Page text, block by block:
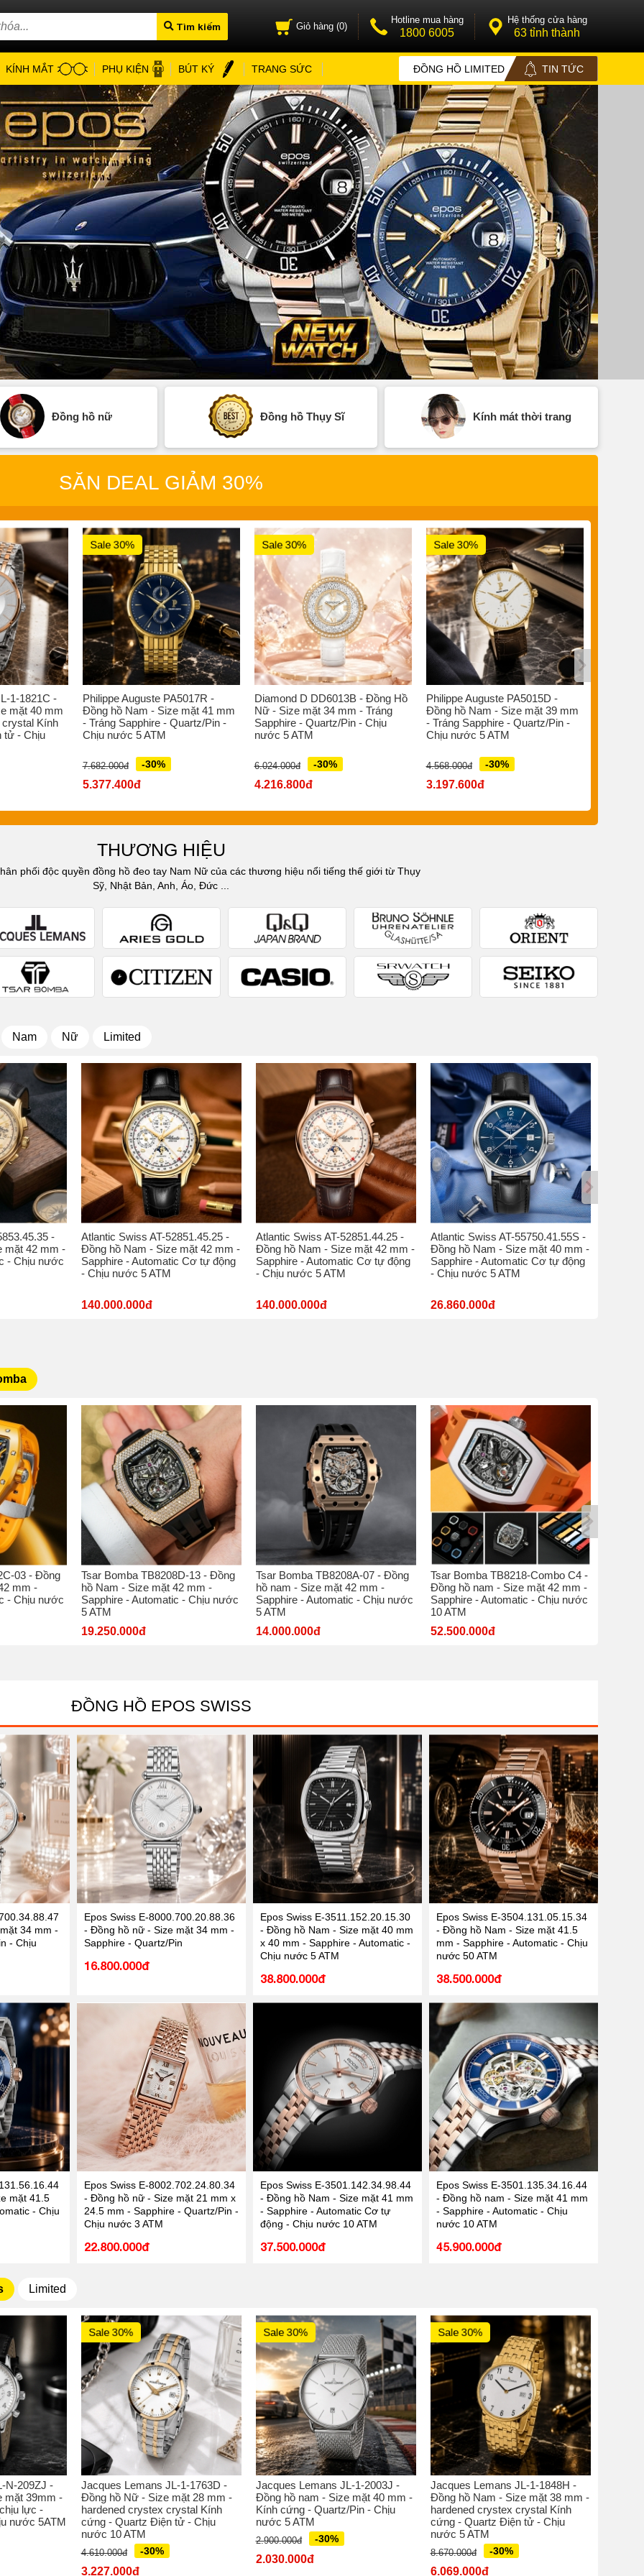
Tìm kiếm Giỏ hàng (0)
Hotline mua hàng
1800 6005
Hệ thống cửa hàng
63 tỉnh thành
KÍNH MẮT PHỤ KIỆN BÚT KÝ TRANG SỨC ĐỒNG HỒ LIMITED TIN TỨC
Đồng hồ nữ Đồng hồ Thụy Sĩ Kính mát thời trang
SĂN DEAL GIẢM 30%
1-1821C -
mặt 40 mm
Kính
tử - Chịu
Sale 30%
Philippe Auguste PA5017R -
Đồng hồ Nam - Size mặt 41 mm
- Tráng Sapphire - Quartz/Pin -
Chịu nước 5 ATM
7.682.000đ -30%
5.377.400đ
Sale 30%
Diamond D DD6013B - Đồng Hồ
Nữ - Size mặt 34 mm - Tráng
Sapphire - Quartz/Pin - Chịu
nước 5 ATM
6.024.000đ -30%
4.216.800đ
Sale 30%
Philippe Auguste PA5015D -
Đồng hồ Nam - Size mặt 39 mm
- Tráng Sapphire - Quartz/Pin -
Chịu nước 5 ATM
4.568.000đ -30%
3.197.600đ
THƯƠNG HIỆU
phối độc quyền đồng hồ đeo tay Nam Nữ của các thương hiệu nổi tiếng thế giới từ Thụy
Sỹ, Nhật Bản, Anh, Áo, Đức ...
Nam Nữ Limited
-
mặt 42 mm -
- Chịu nước
Atlantic Swiss AT-52851.45.25 -
Đồng hồ Nam - Size mặt 42 mm -
Sapphire - Automatic Cơ tự động
- Chịu nước 5 ATM
140.000.000đ
Atlantic Swiss AT-52851.44.25 -
Đồng hồ Nam - Size mặt 42 mm -
Sapphire - Automatic Cơ tự động
- Chịu nước 5 ATM
140.000.000đ
Atlantic Swiss AT-55750.41.55S -
Đồng hồ Nam - Size mặt 40 mm -
Sapphire - Automatic Cơ tự động
- Chịu nước 5 ATM
26.860.000đ
03 - Đồng
mm -
- Chịu nước
Tsar Bomba TB8208D-13 - Đồng
hồ Nam - Size mặt 42 mm -
Sapphire - Automatic - Chịu nước
5 ATM
19.250.000đ
Tsar Bomba TB8208A-07 - Đồng
hồ nam - Size mặt 42 mm -
Sapphire - Automatic - Chịu nước
5 ATM
14.000.000đ
Tsar Bomba TB8218-Combo C4 -
Đồng hồ nam - Size mặt 42 mm -
Sapphire - Automatic - Chịu nước
10 ATM
52.500.000đ
ĐỒNG HỒ EPOS SWISS
34 mm -
- Chịu
Epos Swiss E-8000.700.20.88.36
- Đồng hồ nữ - Size mặt 34 mm -
Sapphire - Quartz/Pin
16.800.000đ
Epos Swiss E-3511.152.20.15.30
- Đồng hồ Nam - Size mặt 40 mm
x 40 mm - Sapphire - Automatic -
Chịu nước 5 ATM
38.800.000đ
Epos Swiss E-3504.131.05.15.34
- Đồng hồ Nam - Size mặt 41.5
mm - Sapphire - Automatic - Chịu
nước 50 ATM
38.500.000đ
mặt 41.5
- Chịu
Epos Swiss E-8002.702.24.80.34
- Đồng hồ nữ - Size mặt 21 mm x
24.5 mm - Sapphire - Quartz/Pin -
Chịu nước 3 ATM
22.800.000đ
Epos Swiss E-3501.142.34.98.44
- Đồng hồ Nam - Size mặt 41 mm
- Sapphire - Automatic Cơ tự
động - Chịu nước 10 ATM
37.500.000đ
Epos Swiss E-3501.135.34.16.44
- Đồng hồ nam - Size mặt 41 mm
- Sapphire - Automatic - Chịu
nước 10 ATM
45.900.000đ
Limited
N-209ZJ -
mặt 39mm -
lực -
nước 5ATM
Sale 30%
Jacques Lemans JL-1-1763D -
Đồng hồ Nữ - Size mặt 28 mm -
hardened crystex crystal Kính
cứng - Quartz Điện tử - Chịu
nước 10 ATM
4.610.000đ -30%
3.227.000đ
Sale 30%
Jacques Lemans JL-1-2003J -
Đồng hồ nam - Size mặt 40 mm -
Kính cứng - Quartz/Pin - Chịu
nước 5 ATM
2.900.000đ -30%
2.030.000đ
Sale 30%
Jacques Lemans JL-1-1848H -
Đồng hồ Nam - Size mặt 38 mm -
hardened crystex crystal Kính
cứng - Quartz Điện tử - Chịu
nước 5 ATM
8.670.000đ -30%
6.069.000đ